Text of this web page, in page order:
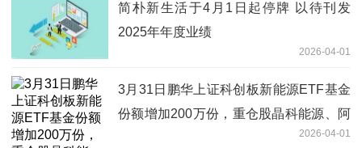
简朴新生活于4月1日起停牌 以待刊发
2025年年度业绩
2026-04-01
3月31日鹏华上证科创板新能源ETF基金
份额增加200万份，重仓股晶科能源、阿
2026-04-01